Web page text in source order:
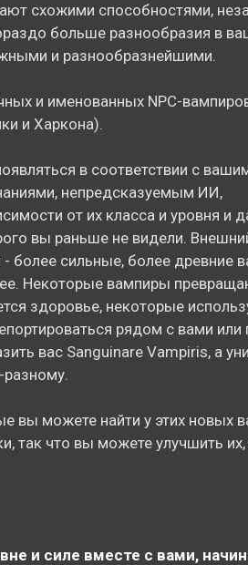
схожими способностями,
больше разнообразия в
и разнообразнейшими.
и именованных NPC-
и Харкона).
в соответствии с
непредсказуемым ИИ,
от их класса и уровня и
вы раньше не видели.
более сильные, более древние
Некоторые вампиры
здоровье, некоторые
рядом с вами или
вас Sanguinare Vampiris, а
вы можете найти у этих новых
так что вы можете улучшить их,
и силе вместе с вами,